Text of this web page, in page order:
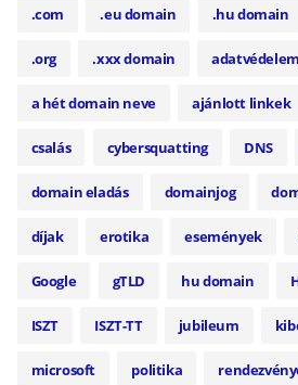
.com .eu domain .hu domain
.org .xxx domain adatvédelem
a hét domain neve ajánlott linkek
csalás cybersquatting DNS
domain eladás domainjog
díjak erotika események
Google gTLD hu domain
ISZT ISZT-TT jubileum
microsoft politika